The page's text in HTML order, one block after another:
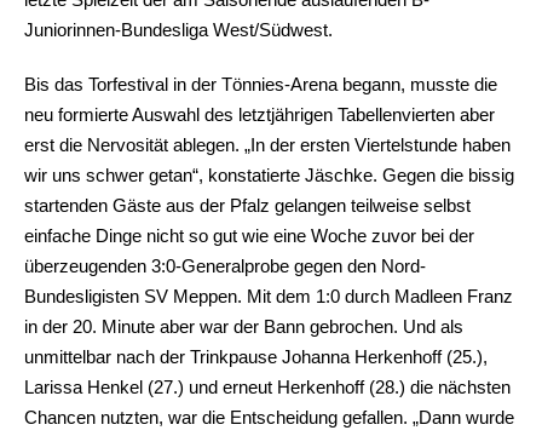
Juniorinnen-Bundesliga West/Südwest.
Bis das Torfestival in der Tönnies-Arena begann, musste die
neu formierte Auswahl des letztjährigen Tabellenvierten aber
erst die Nervosität ablegen. „In der ersten Viertelstunde haben
wir uns schwer getan“, konstatierte Jäschke. Gegen die bissig
startenden Gäste aus der Pfalz gelangen teilweise selbst
einfache Dinge nicht so gut wie eine Woche zuvor bei der
überzeugenden 3:0-Generalprobe gegen den Nord-
Bundesligisten SV Meppen. Mit dem 1:0 durch Madleen Franz
in der 20. Minute aber war der Bann gebrochen. Und als
unmittelbar nach der Trinkpause Johanna Herkenhoff (25.),
Larissa Henkel (27.) und erneut Herkenhoff (28.) die nächsten
Chancen nutzten, war die Entscheidung gefallen. „Dann wurde